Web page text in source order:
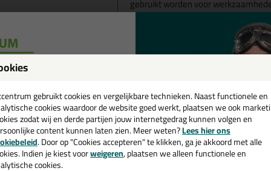
gebruikt worden voor
Reparatie van hoeken en
Vullen van gaten en
Afscherming van voegranden
Scheurvulling en verzegeling
Bevestigen en fixeren van
Let op!
Voor het afdichten van
beter eendrain epoxyvoor gebruiken.
Geschikte
De Sikadur-33 wordt vaak
gebruikt cookies en vergelijkbare technieken. Naast functionele en
cookies waardoor de website goed werkt, plaatsen we ook
zodat wij en derde partijen jouw internetgedrag kunnen volgen en
content kunnen laten zien. Meer weten?Lees hier ons
. Door op "Cookies accepteren" te klikken, ga je akkoord met alle
Indien je kiest voorweigeren, plaatsen we alleen functionele en
cookies.
💚
en ontvang een
€35,-bij je eerste bestelling!